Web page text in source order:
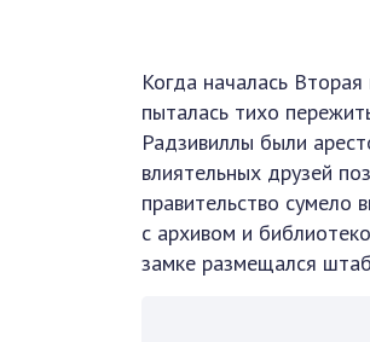
Когда началась
пыталась тихо
Радзивиллы были
влиятельных друзей
правительство сумело
с архивом и
замке размещался